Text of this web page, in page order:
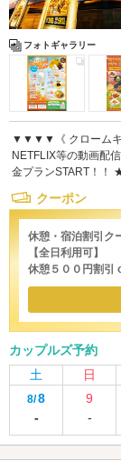
フォトギャラリー
▼▼▼▼《 クローム
NETFLIX等の動画配
金プランSTART！
クーポン
休憩・宿泊割引ク
【全日利用可】
休憩５００円割引
カップルズ予約
土
日
8/8
-
9
-